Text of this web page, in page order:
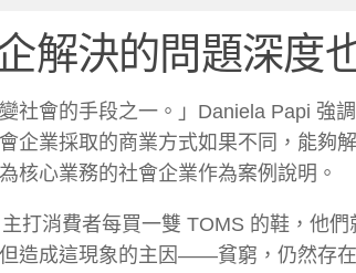
解決的問題深度
社會的手段之一。」Daniela Papi 強
企業採取的商業方式如果不同，能夠
核心業務的社會企業作為案例說明。
打消費者每買一雙 TOMS 的鞋，他
造成這現象的主因——貧窮，仍然存在